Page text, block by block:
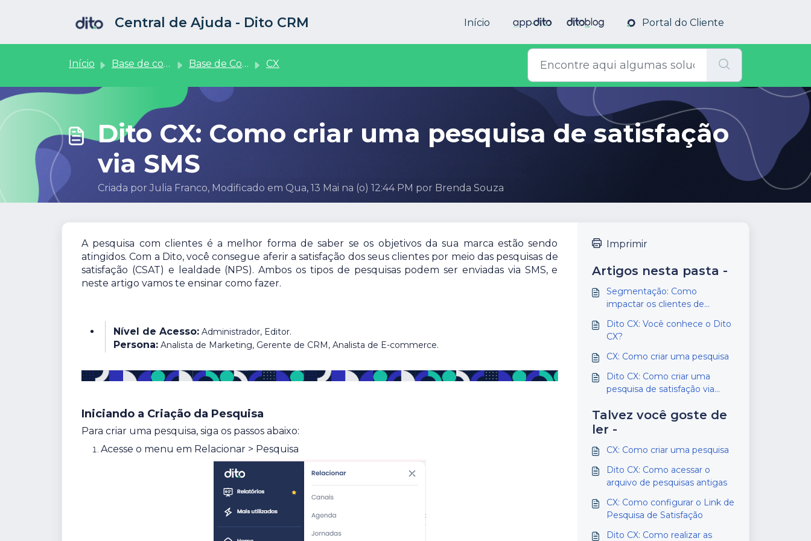
Central de Ajuda - Dito CRM Início Portal do Cliente
Início Base de conhecimento Base de Conhecimento CX
Dito CX: Como criar uma pesquisa de satisfação
via SMS
Criada por Julia Franco, Modificado em Qua, 13 Mai na (o) 12:44 PM por Brenda Souza
A pesquisa com clientes é a melhor forma de saber se os objetivos da sua marca estão sendo
atingidos. Com a Dito, você consegue aferir a satisfação dos seus clientes por meio das pesquisas de
satisfação (CSAT) e lealdade (NPS). Ambos os tipos de pesquisas podem ser enviadas via SMS, e
neste artigo vamos te ensinar como fazer.
Nível de Acesso: Administrador, Editor.
Persona: Analista de Marketing, Gerente de CRM, Analista de E-commerce.
Iniciando a Criação da Pesquisa
Para criar uma pesquisa, siga os passos abaixo:
Acesse o menu em Relacionar > Pesquisa
Imprimir
Artigos nesta pasta -
Segmentação: Como
impactar os clientes de
pesquisas.
Dito CX: Você conhece o Dito
CX?
CX: Como criar uma pesquisa
Dito CX: Como criar uma
pesquisa de satisfação via
Talvez você goste de
ler -
CX: Como criar uma pesquisa
Dito CX: Como acessar o
arquivo de pesquisas antigas
CX: Como configurar o Link de
Pesquisa de Satisfação
Dito CX: Como realizar as